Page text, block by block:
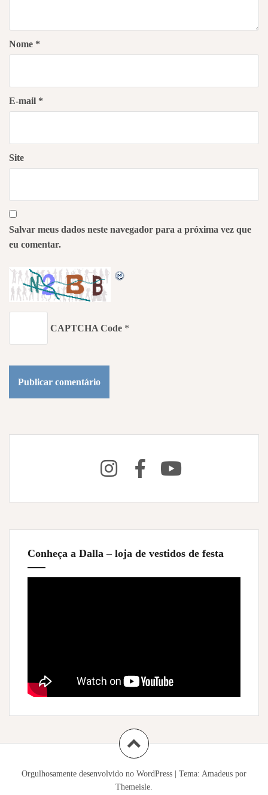
Nome *
E-mail *
Site
Salvar meus dados neste navegador para a próxima vez que
eu comentar.
CAPTCHA Code *
Conheça a Dalla – loja de vestidos de festa
Orgulhosamente desenvolvido no WordPress | Tema: Amadeus por
Themeisle.